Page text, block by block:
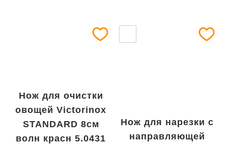
Нож для очистки
овощей Victorinox
STANDARD 8см
волн красн 5.0431
Нож для нарезки с
направляющей